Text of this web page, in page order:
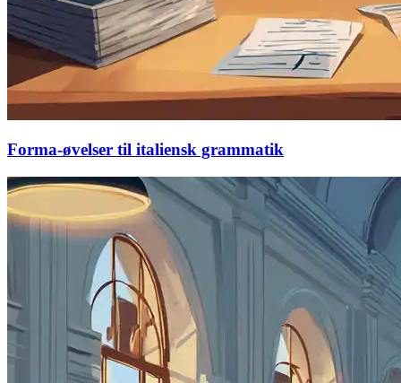
Forma-øvelser til italiensk grammatik